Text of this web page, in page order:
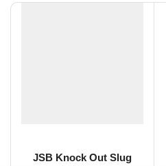
JSB Knock Out Slug